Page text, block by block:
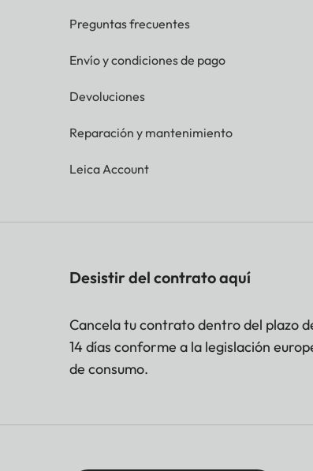
Preguntas frecuentes
Envío y condiciones de pago
Devoluciones
Reparación y mantenimiento
Leica Account
Desistir del contrato aquí
Cancela tu contrato dentro del plazo
14 días conforme a la legislación
de consumo.